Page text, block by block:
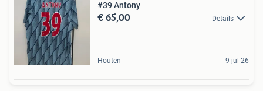
#39 Antony
€ 65,00 Details
Houten 9 jul 26